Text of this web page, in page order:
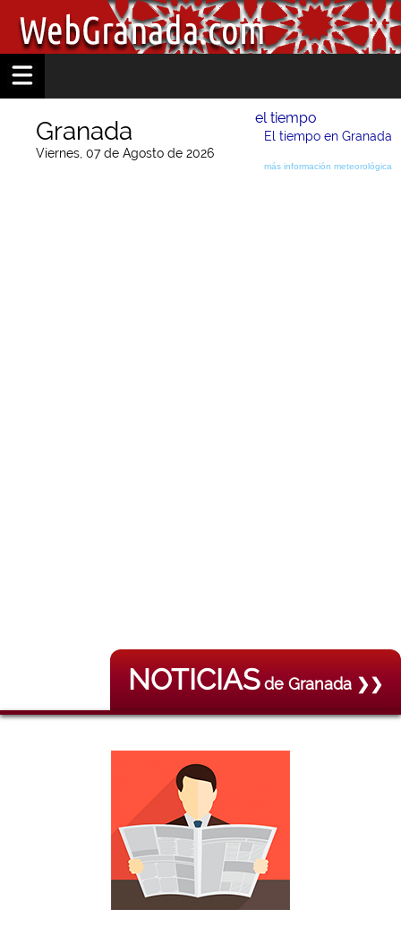
Granada
Viernes, 07 de Agosto de 2026
el tiempo
El tiempo en Granada
más información meteorológica
NOTICIASde Granada ❯❯